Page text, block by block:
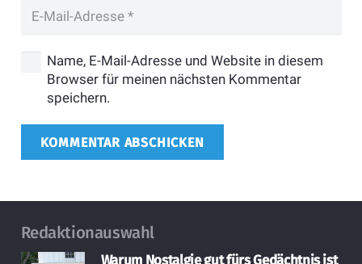
Name, E-Mail-Adresse und Website in diesem
Browser für meinen nächsten Kommentar
speichern.
KOMMENTAR ABSCHICKEN
Redaktionauswahl
Warum Nostalgie gut fürs Gedächtnis ist